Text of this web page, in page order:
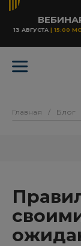
13 АВГУСТА | 15:00
Главная / Блог